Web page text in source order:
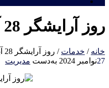
روز آرایشگر 28 آبان (19 نوامبر)
خانه / خدمات / روز آرایشگر 28 آبان (19 نوامبر)
27نوامبر 2024 به‌دست مدیریت